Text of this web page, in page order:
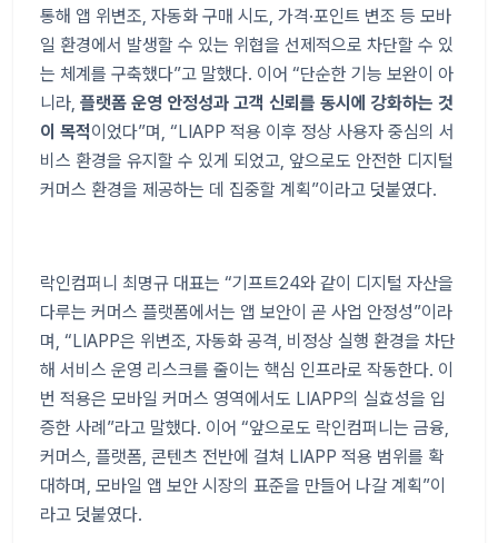
통해 앱 위변조, 자동화 구매 시도, 가격·포인트 변조 등 모바
일 환경에서 발생할 수 있는 위협을 선제적으로 차단할 수 있
는 체계를 구축했다”고 말했다. 이어 “단순한 기능 보완이 아
니라, 플랫폼 운영 안정성과 고객 신뢰를 동시에 강화하는 것
이 목적이었다”며 , “LIAPP 적용 이후 정상 사용자 중심의 서
비스 환경을 유지할 수 있게 되었고, 앞으로도 안전한 디지털
커머스 환경을 제공하는 데 집중할 계획”이라고 덧붙였다.
락인컴퍼니 최명규 대표는 “기프트24와 같이 디지털 자산을
다루는 커머스 플랫폼에서는 앱 보안이 곧 사업 안정성”이라
며 , “LIAPP은 위변조, 자동화 공격, 비정상 실행 환경을 차단
해 서비스 운영 리스크를 줄이는 핵심 인프라로 작동한다. 이
번 적용은 모바일 커머스 영역에서도 LIAPP의 실효성을 입
증한 사례 ”라고 말했다. 이어 “앞으로도 락인컴퍼니는 금융,
커머스, 플랫폼, 콘텐츠 전반에 걸쳐 LIAPP 적용 범위를 확
대하며 , 모바일 앱 보안 시장의 표준을 만들어 나갈 계획”이
라고 덧붙였다.